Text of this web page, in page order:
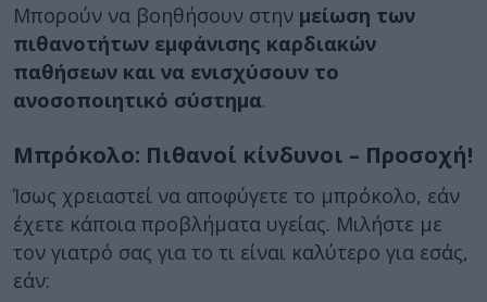
Μπορούν να βοηθήσουν στην μείωση των
πιθανοτήτων εμφάνισης καρδιακών
παθήσεων και να ενισχύσουν το
ανοσοποιητικό σύστημα.
Μπρόκολο: Πιθανοί κίνδυνοι – Προσοχή!
Ίσως χρειαστεί να αποφύγετε το μπρόκολο, εάν
έχετε κάποια προβλήματα υγείας. Μιλήστε με
τον γιατρό σας για το τι είναι καλύτερο για εσάς,
εάν: